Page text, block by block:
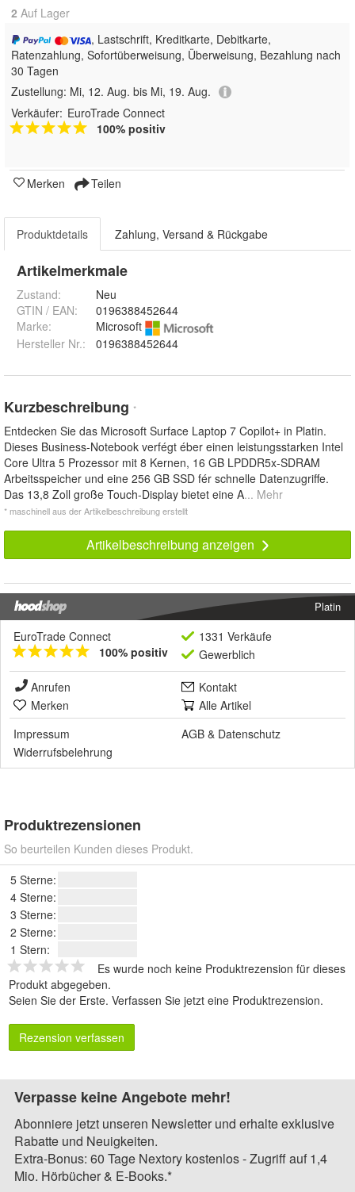
2 Auf Lager
, Lastschrift, Kreditkarte, Debitkarte,
Ratenzahlung, Sofortüberweisung, Überweisung, Bezahlung nach
30 Tagen
Zustellung: Mi, 12. Aug. bis Mi, 19. Aug.
Verkäufer: EuroTrade Connect
100% positiv
Merken Teilen
Produktdetails Zahlung, Versand & Rückgabe
Artikelmerkmale
Zustand:
Neu
GTIN / EAN:
0196388452644
Marke:
Microsoft
Hersteller Nr.:
0196388452644
Kurzbeschreibung *
Entdecken Sie das Microsoft Surface Laptop 7 Copilot+ in Platin.
Dieses Business-Notebook verfégt éber einen leistungsstarken Intel
Core Ultra 5 Prozessor mit 8 Kernen, 16 GB LPDDR5x-SDRAM
Arbeitsspeicher und eine 256 GB SSD fér schnelle Datenzugriffe.
Das 13,8 Zoll große Touch-Display bietet eine A... Mehr
* maschinell aus der Artikelbeschreibung erstellt
Artikelbeschreibung anzeigen
Platin
EuroTrade Connect
100% positiv
1331 Verkäufe
Gewerblich
Anrufen
Kontakt
Merken
Alle Artikel
Impressum
AGB & Datenschutz
Widerrufsbelehrung
Produktrezensionen
So beurteilen Kunden dieses Produkt.
5 Sterne:
4 Sterne:
3 Sterne:
2 Sterne:
1 Stern:
Es wurde noch keine Produktrezension für dieses
Produkt abgegeben.
Seien Sie der Erste. Verfassen Sie jetzt eine Produktrezension.
Rezension verfassen
Verpasse keine Angebote mehr!
Abonniere jetzt unseren Newsletter und erhalte exklusive
Rabatte und Neuigkeiten.
Extra-Bonus: 60 Tage Nextory kostenlos - Zugriff auf 1,4
Mio. Hörbücher & E-Books.*